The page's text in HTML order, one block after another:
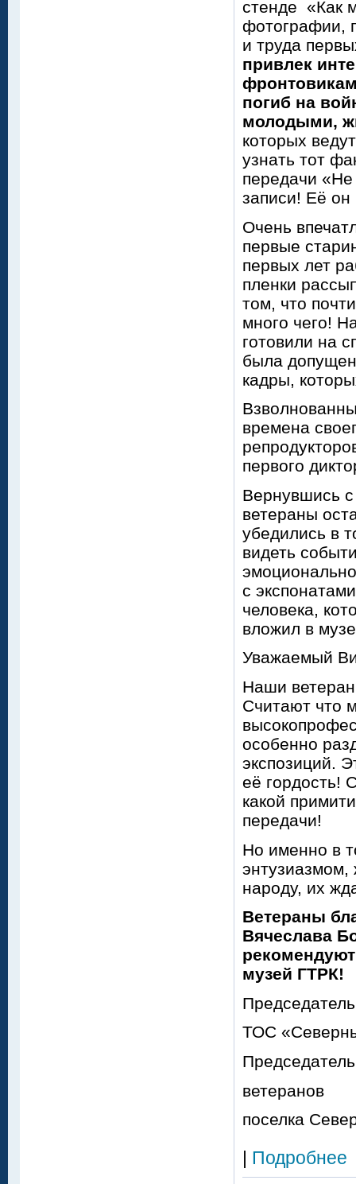
стенде «Как
фотографии,
и труда
привлек
погиб на
молодыми,
которых
узнать тот
передачи
записи! Её
Очень
первые
первых лет
пленки
том, что
много чего!
готовили на
была
кадры,
времена
первого
Вернувшись с
ветераны
убедились в
видеть
с
человека,
вложил в
Уважаемый
Наши
Считают что
особенно
экспозиций.
её гордость!
какой
передачи!
Но именно в
энтузиазмом,
народу, их
Ветераны
Вячеслава
музей ГТРК!
Председатель
ТОС
ветеранов
поселка
| Подробнее